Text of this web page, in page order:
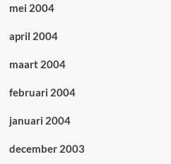
mei 2004
april 2004
maart 2004
februari 2004
januari 2004
december 2003